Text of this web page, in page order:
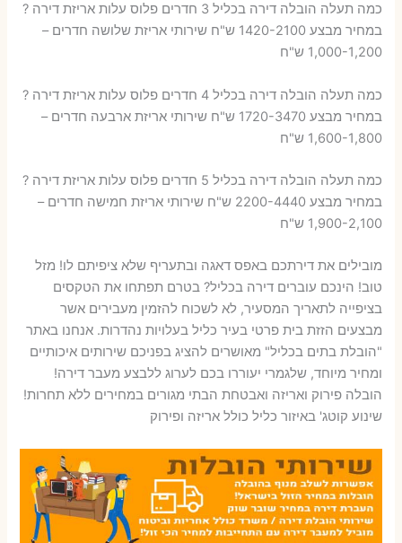
כמה תעלה הובלה דירה בכליל 3 חדרים פלוס עלות אריזת דירה ?
במחיר מבצע 1420-2100 ש"ח שירותי אריזת שלושה חדרים –
1,000-1,200 ש"ח
כמה תעלה הובלה דירה בכליל 4 חדרים פלוס עלות אריזת דירה ?
במחיר מבצע 1720-3470 ש"ח שירותי אריזת ארבעה חדרים –
1,600-1,800 ש"ח
כמה תעלה הובלה דירה בכליל 5 חדרים פלוס עלות אריזת דירה ?
במחיר מבצע 2200-4440 ש"ח שירותי אריזת חמישה חדרים –
1,900-2,100 ש"ח
מובילים את דירתכם באפס דאגה ובתעריף שלא ציפיתם לו! מזל
טוב! הינכם עוברים דירה בכליל? בטרם תפתחו את הטקסים
בציפייה לתאריך המסעיר, לא לשכוח להזמין מעבירים אשר
מבצעים הזזת בית פרטי בעיר כליל בעלויות נהדרות. אנחנו באתר
"הובלת בתים בכליל" מאושרים להציג בפניכם שירותים איכותיים
ומחיר מיוחד, שלגמרי יעוררו בכם לערוג ללבצע מעבר דירה!
הובלה פירוק ואריזה ואבטחת הבתי מגורים במחירים ללא תחרות!
שינוע קוטג' באיזור כליל כולל אריזה ופירוק